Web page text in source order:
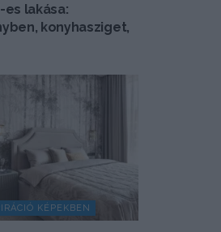
es lakása:
konyhasziget,
KÉPEKBEN